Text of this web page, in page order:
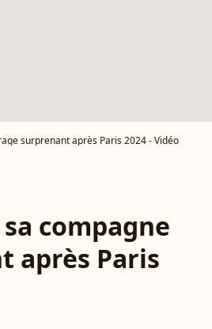
surprenant après Paris 2024 - Vidéo
compagne
après Paris